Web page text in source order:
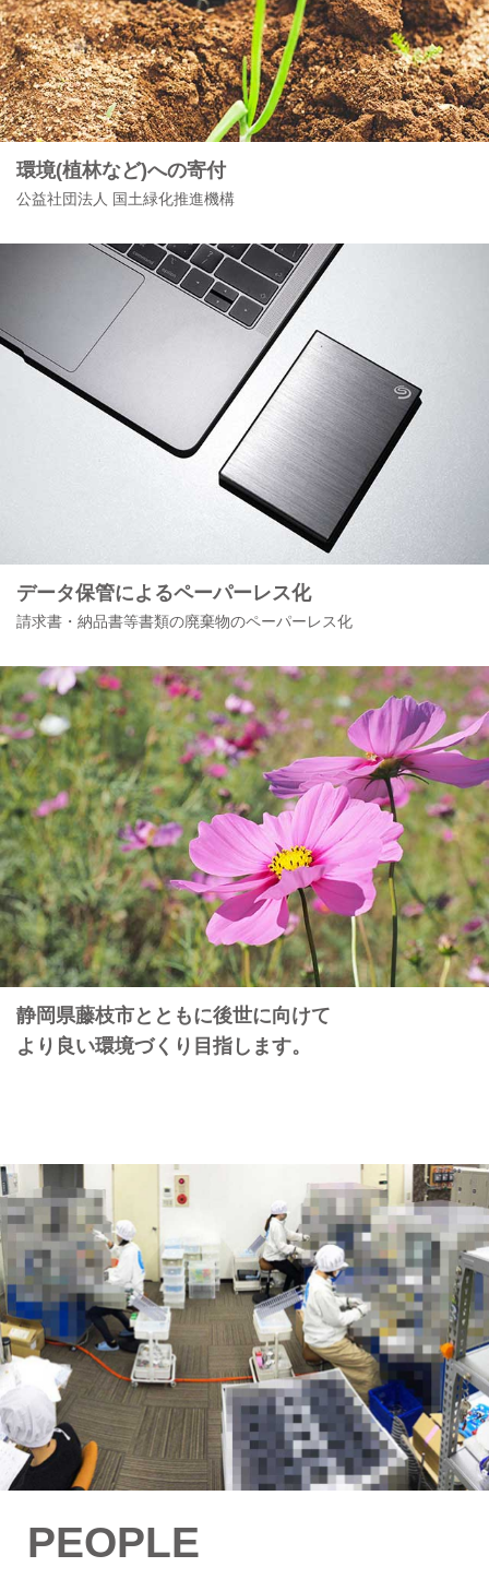
環境(植林など)への寄付
公益社団法人 国土緑化推進機構
データ保管によるペーパーレス化
請求書・納品書等書類の廃棄物のペーパーレス化
静岡県藤枝市とともに後世に向けて
より良い環境づくり目指します。
PEOPLE